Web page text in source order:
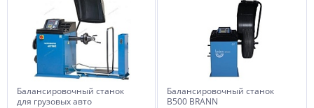
Балансировочный станок
для грузовых авто
Балансировочный станок
B500 BRANN